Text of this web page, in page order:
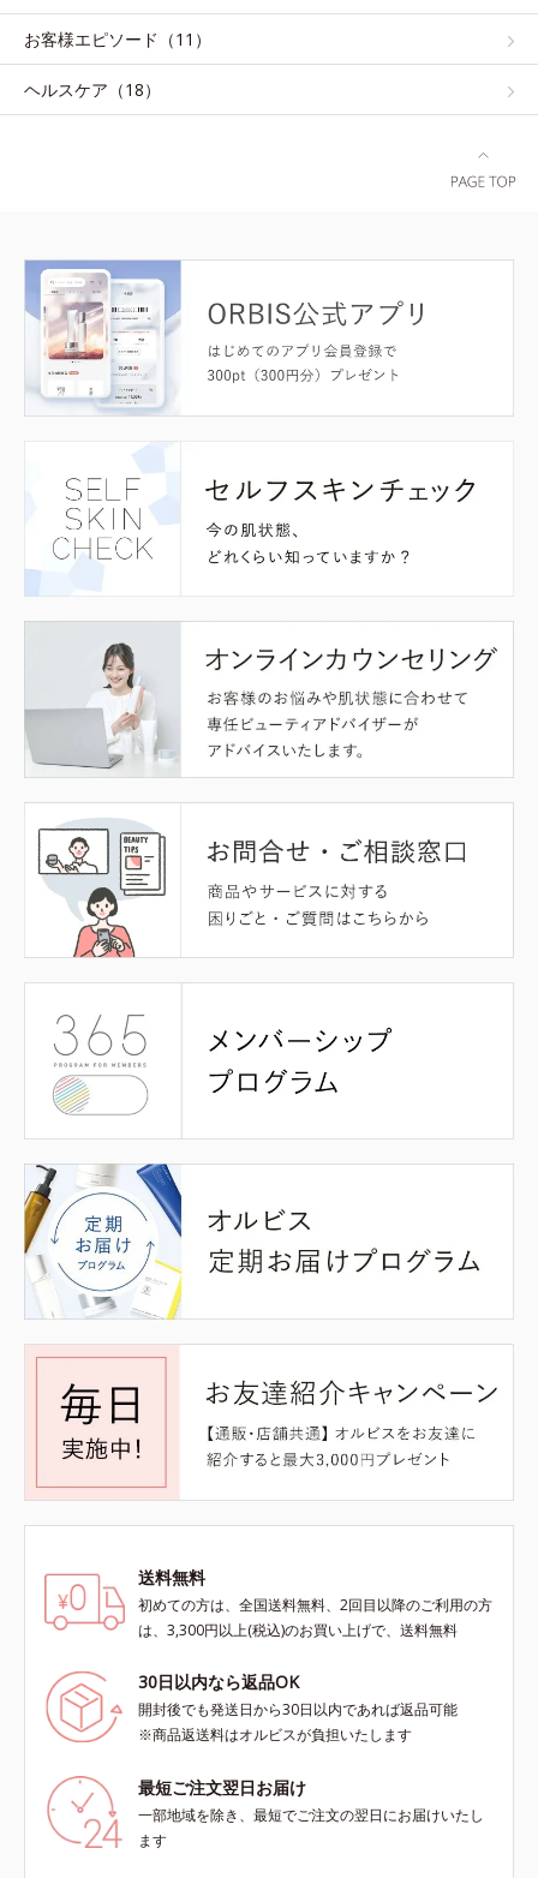
お客様エピソード（11）
ヘルスケア（18）
送料無料
初めての方は、全国送料無料、2回目以降のご利用の方
は、3,300円以上(税込)のお買い上げで、送料無料
30日以内なら返品OK
開封後でも発送日から30日以内であれば返品可能
※商品返送料はオルビスが負担いたします
最短ご注文翌日お届け
一部地域を除き、最短でご注文の翌日にお届けいたし
ます